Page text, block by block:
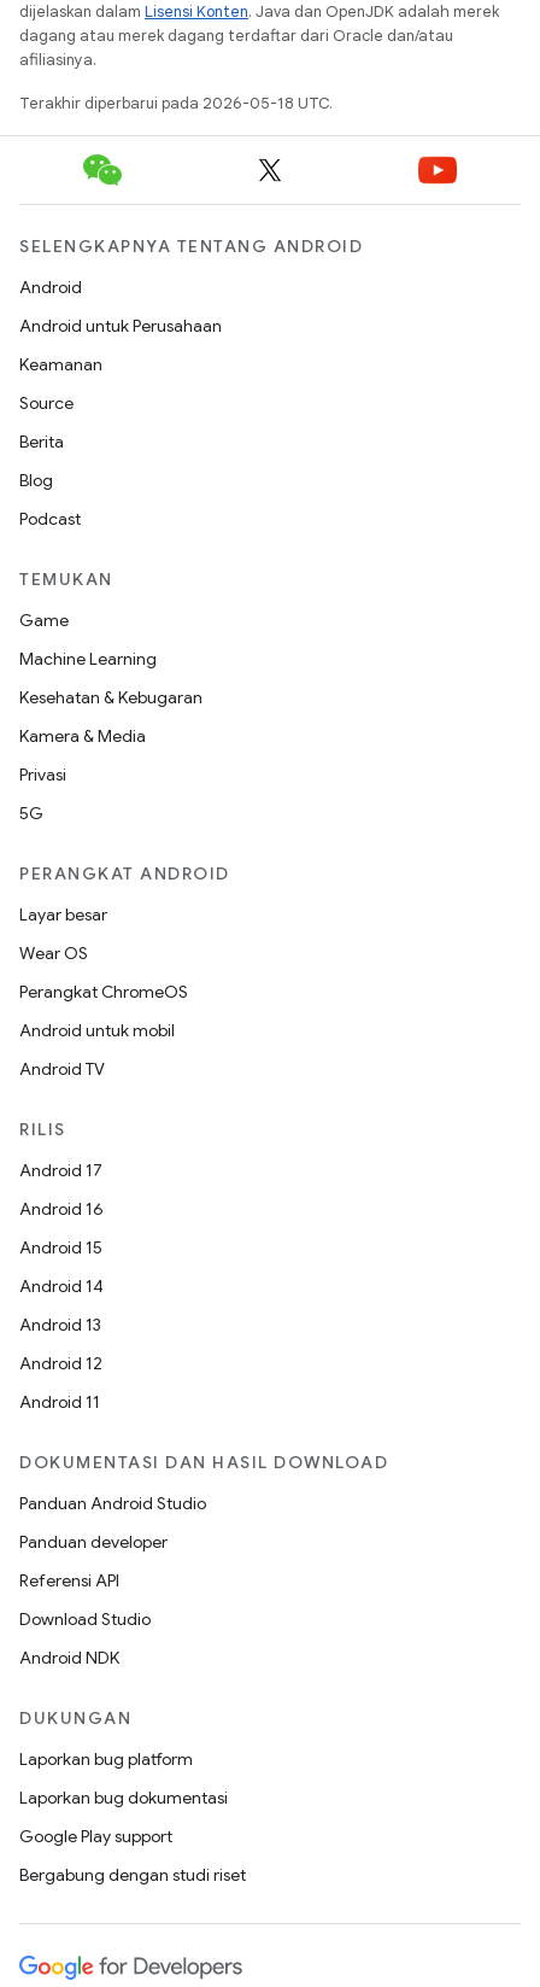
dijelaskan dalam Lisensi Konten. Java dan OpenJDK adalah merek
dagang atau merek dagang terdaftar dari Oracle dan/atau
afiliasinya.
Terakhir diperbarui pada 2026-05-18 UTC.
SELENGKAPNYA TENTANG ANDROID
Android
Android untuk Perusahaan
Keamanan
Source
Berita
Blog
Podcast
TEMUKAN
Game
Machine Learning
Kesehatan & Kebugaran
Kamera & Media
Privasi
5G
PERANGKAT ANDROID
Layar besar
Wear OS
Perangkat ChromeOS
Android untuk mobil
Android TV
RILIS
Android 17
Android 16
Android 15
Android 14
Android 13
Android 12
Android 11
DOKUMENTASI DAN HASIL DOWNLOAD
Panduan Android Studio
Panduan developer
Referensi API
Download Studio
Android NDK
DUKUNGAN
Laporkan bug platform
Laporkan bug dokumentasi
Google Play support
Bergabung dengan studi riset